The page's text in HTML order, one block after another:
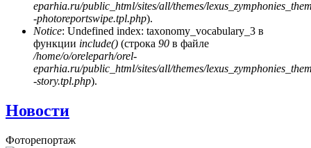
eparhia.ru/public_html/sites/all/themes/
-photoreportswipe.tpl.php).
Notice: Undefined index: taxonomy_vocabulary_3 в
функции include() (строка 90 в файле
/home/o/oreleparh/orel-
eparhia.ru/public_html/sites/all/themes/
-story.tpl.php).
Новости
Фоторепортаж